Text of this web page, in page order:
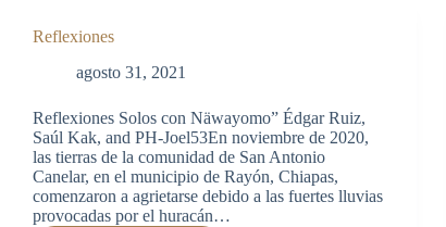
Reflexiones
agosto 31, 2021
Reflexiones Solos con Näwayomo” Édgar Ruiz,
Saúl Kak, and PH-Joel53En noviembre de 2020,
las tierras de la comunidad de San Antonio
Canelar, en el municipio de Rayón, Chiapas,
comenzaron a agrietarse debido a las fuertes lluvias
provocadas por el huracán…